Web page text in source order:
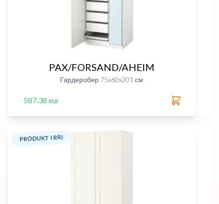
PAX/FORSAND/AHEIM
Гардеробер 75x60x201 см
587.38 eur
PRODUKT I RRI